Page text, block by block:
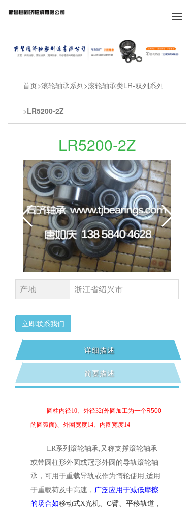
首页 滚轮轴承系列 滚轮轴承类LR-双列系列
LR5200-2Z
LR5200-2Z
产地 浙江省绍兴市
立即联系我们
详细描述
简要描述
圆柱内径10、外径32(外圆加工为一个R500
的圆弧面) 、外圈宽度14、内圈宽度14
LR系列 滚轮轴承 又称支撑滚轮轴承
或带圆柱形外圆或冠形外圆的导轨滚轮轴
承， 可用于重载导轨或作为惰轮使用 适用
于重载荷及中高速 ， 广泛应用于减低摩擦
的场合如移动式X光机、 C臂、平移轨道，